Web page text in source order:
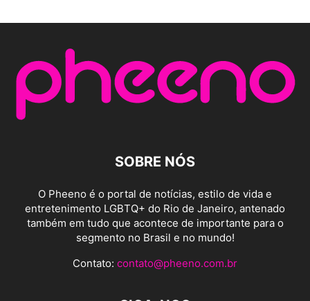
SOBRE NÓS
O Pheeno é o portal de notícias, estilo de vida e
entretenimento LGBTQ+ do Rio de Janeiro, antenado
também em tudo que acontece de importante para o
segmento no Brasil e no mundo!
Contato: contato@pheeno.com.br